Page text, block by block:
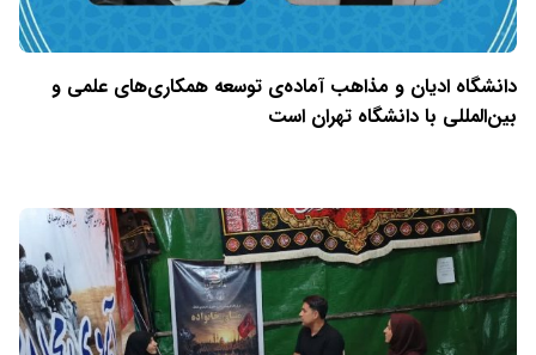
دانشگاه ادیان و مذاهب آماده‌ی توسعه همکاری‌های علمی و
بین‌المللی با دانشگاه تهران است